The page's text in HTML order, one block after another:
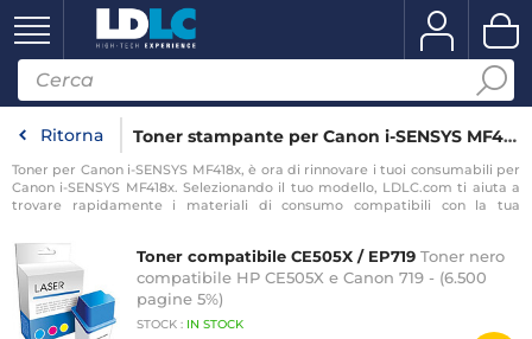
Ritorna Toner stampante per Canon i-SENSYS MF418x
Toner per Canon i-SENSYS MF418x, è ora di rinnovare i tuoi consumabili per
Canon i-SENSYS MF418x. Selezionando il tuo modello, LDLC.com ti aiuta a
trovare rapidamente i materiali di consumo compatibili con la tua
Toner compatibile CE505X / EP719 Toner nero
compatibile HP CE505X e Canon 719 - (6.500
pagine 5%)
STOCK : IN STOCK